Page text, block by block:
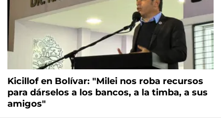
Kicillof en Bolívar: "Milei nos roba recursos
para dárselos a los bancos, a la timba, a sus
amigos"